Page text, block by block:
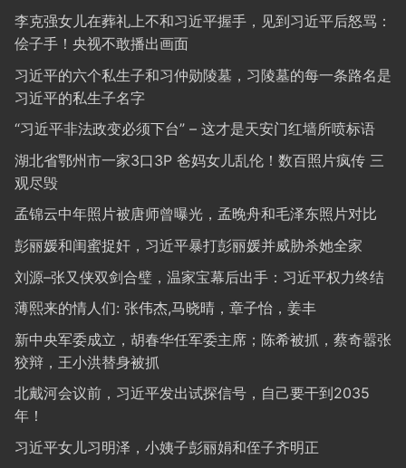
李克强女儿在葬礼上不和习近平握手，见到习近平后怒骂：
侩子手！央视不敢播出画面
习近平的六个私生子和习仲勋陵墓，习陵墓的每一条路名是
习近平的私生子名字
“习近平非法政变必须下台” – 这才是天安门红墙所喷标语
湖北省鄂州市一家3口3P 爸妈女儿乱伦！数百照片疯传 三
观尽毁
孟锦云中年照片被唐师曾曝光，孟晚舟和毛泽东照片对比
彭丽媛和闺蜜捉奸，习近平暴打彭丽媛并威胁杀她全家
刘源–张又侠双剑合璧，温家宝幕后出手：习近平权力终结
薄熙来的情人们: 张伟杰,马晓晴，章子怡，姜丰
新中央军委成立，胡春华任军委主席；陈希被抓，蔡奇嚣张
狡辩，王小洪替身被抓
北戴河会议前，习近平发出试探信号，自己要干到2035
年！
习近平女儿习明泽，小姨子彭丽娟和侄子齐明正